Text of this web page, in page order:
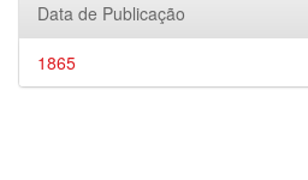
Data de Publicação
1865